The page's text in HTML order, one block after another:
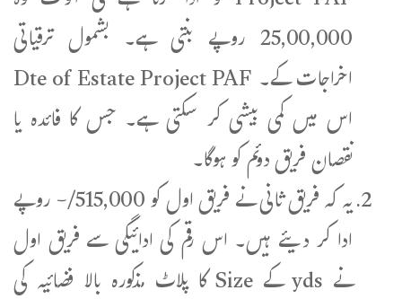
25,00,000 روپے بنتی ہے۔ بشمول ترقیاتی
اخراجات کے۔ Dte of Estate Project PAF
اس میں کمی بیشی کر سکتی ہے۔ جس کا فائدہ یا
نقصان فریق دوئم کو ہوگا۔
یہ کہ فریق ثانی نے فریق اول کو 515,000/- روپے
ادا کر دیئے ہیں۔ اس رقم کی ادائیگی سے فریق اول
نے yds کے Size کا پلاٹ مذکورہ بالا فضائیہ کی